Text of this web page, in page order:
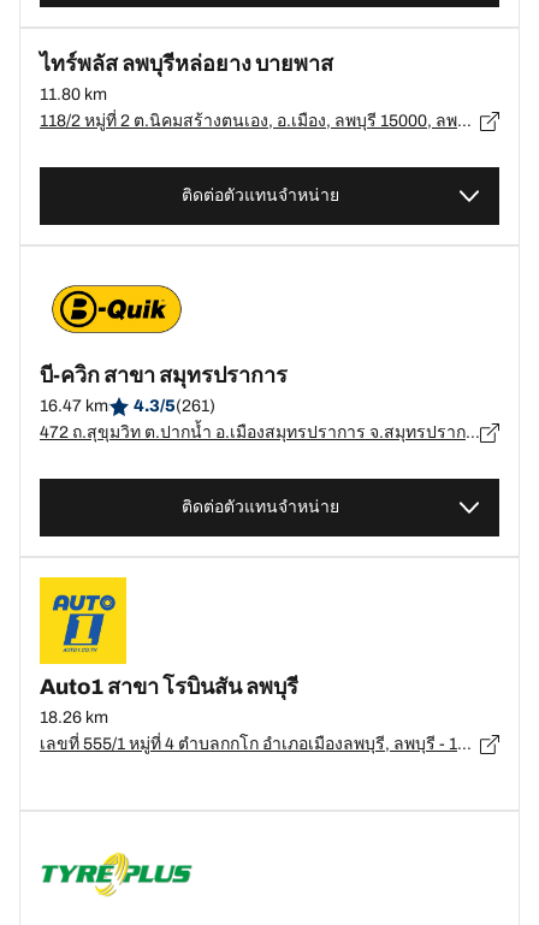
ไทร์พลัส ลพบุรีหล่อยาง บายพาส
11.80 km
118/2 หมู่ที่ 2 ต.นิคมสร้างตนเอง, อ.เมือง, ลพบุรี 15000, ลพบุรี, อ.เมือง - 15000
ติดต่อตัวแทนจำหน่าย
บี-ควิก สาขา สมุทรปราการ
16.47 km 4.3/5(261)
472 ถ.สุขุมวิท ต.ปากน้ำ อ.เมืองสมุทรปราการ จ.สมุทรปราการ, สมุทรปราการ - 10270
ติดต่อตัวแทนจำหน่าย
Auto1 สาขา โรบินสัน ลพบุรี
18.26 km
เลขที่ 555/1 หมู่ที่ 4 ตำบลกกโก อำเภอเมืองลพบุรี, ลพบุรี - 15000